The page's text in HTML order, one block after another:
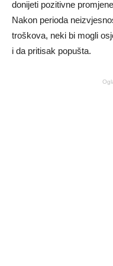
donijeti pozitivne
Nakon perioda
troškova, neki bi mogli
i da pritisak popušta.